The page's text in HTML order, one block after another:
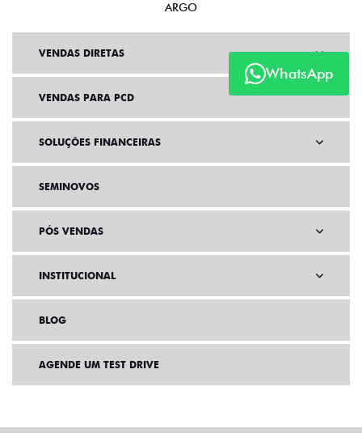
WhatsApp
ARGO
VENDAS DIRETAS
VENDAS PARA PCD
SOLUÇÕES FINANCEIRAS
SEMINOVOS
PÓS VENDAS
INSTITUCIONAL
BLOG
AGENDE UM TEST DRIVE